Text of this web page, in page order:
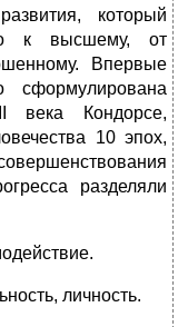
кото­рый
к высшему, от
Впервые
сформулиро­вана
века Кондорсе,
10 эпох,
разделяли
личность.